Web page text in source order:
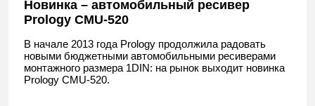
Новинка – автомобильный ресивер
Prology CMU-520
В начале 2013 года Prology продолжила радовать
новыми бюджетными автомобильными ресиверами
монтажного размера 1DIN: на рынок выходит новинка
Prology CMU-520.